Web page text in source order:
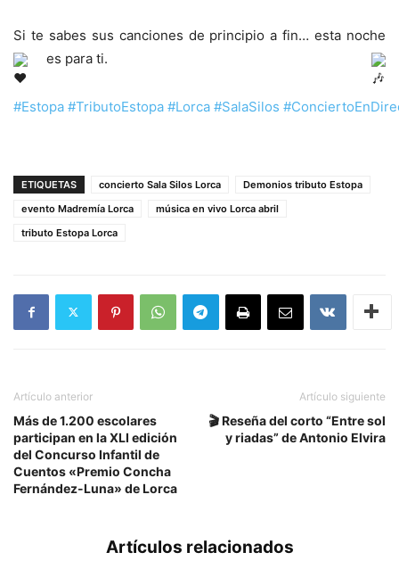
Si te sabes sus canciones de principio a fin… esta noche
es para ti.
#Estopa #TributoEstopa #Lorca #SalaSilos
ETIQUETAS concierto Sala Silos Lorca
Demonios tributo Estopa
evento Madremía Lorca
música en vivo Lorca abril
tributo Estopa Lorca
Artículo anterior
Más de 1.200 escolares
participan en la XLI edición
del Concurso Infantil de
Cuentos «Premio Concha
Fernández-Luna» de Lorca
Artículo siguiente
🎬 Reseña del corto “Entre sol
y riadas” de Antonio Elvira
Artículos relacionados